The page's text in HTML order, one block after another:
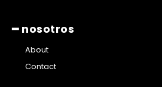
━ nosotros
About
Contact